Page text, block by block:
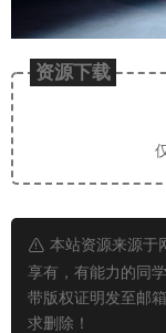
资源下载
本站资源来源于
享有，有能力的同
带版权证明发至邮箱
求删除！